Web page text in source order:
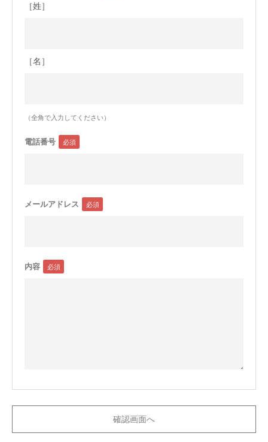
規約
［姓］
［名］
（全角で入力してください）
電話番号
メールアドレス
内容